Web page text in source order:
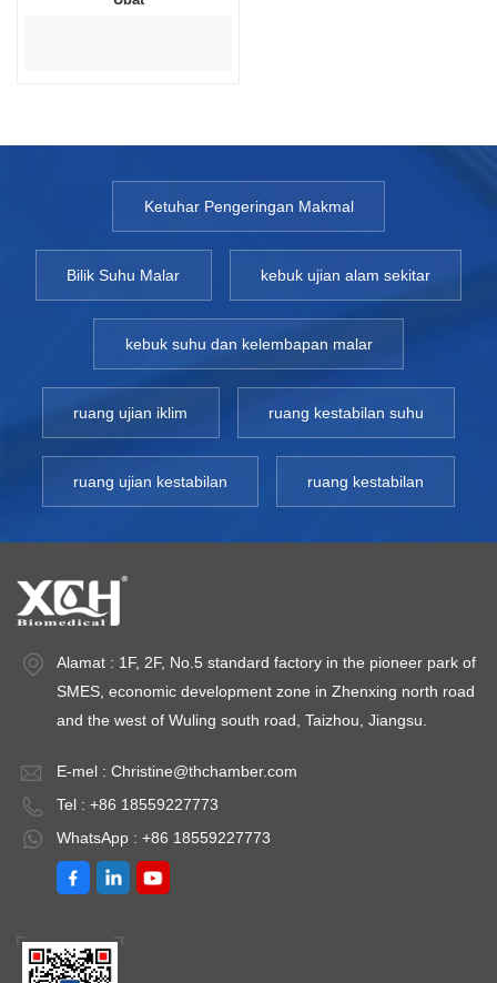
Ketuhar Pengeringan Makmal
Bilik Suhu Malar kebuk ujian alam sekitar
kebuk suhu dan kelembapan malar
ruang ujian iklim ruang kestabilan suhu
ruang ujian kestabilan ruang kestabilan
Alamat : 1F, 2F, No.5 standard factory in the pioneer park of
SMES, economic development zone in Zhenxing north road
and the west of Wuling south road, Taizhou, Jiangsu.
E-mel : Christine@thchamber.com
Tel : +86 18559227773
WhatsApp : +86 18559227773